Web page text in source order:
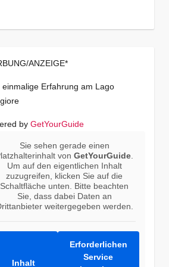
ANZEIGE*
einmalige Erfahrung am Lago
by GetYourGuide
Sie sehen gerade einen
vonGetYourGuide
Um auf den eigentlichen Inhalt
zuzugreifen, klicken Sie auf die
Schaltfläche unten. Bitte beachten
Sie, dass dabei Daten an
weitergegeben werden.
Inhalt
Erforderlichen
Service